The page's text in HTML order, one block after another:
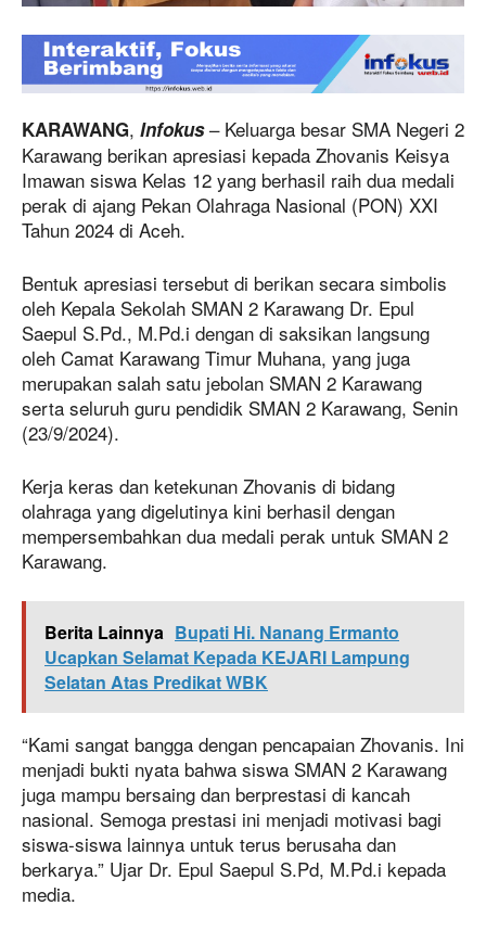
KARAWANG, Infokus– Keluarga besar SMA Negeri 2
Karawang berikan apresiasi kepada Zhovanis Keisya
Imawan siswa Kelas 12 yang berhasil raih dua medali
perak di ajang Pekan Olahraga Nasional (PON) XXI
Tahun 2024 di Aceh.
Bentuk apresiasi tersebut di berikan secara simbolis
oleh Kepala Sekolah SMAN 2 Karawang Dr. Epul
Saepul S.Pd., M.Pd.i dengan di saksikan langsung
oleh Camat Karawang Timur Muhana, yang juga
merupakan salah satu jebolan SMAN 2 Karawang
serta seluruh guru pendidik SMAN 2 Karawang, Senin
(23/9/2024).
Kerja keras dan ketekunan Zhovanis di bidang
olahraga yang digelutinya kini berhasil dengan
mempersembahkan dua medali perak untuk SMAN 2
Karawang.
Berita Lainnya Bupati Hi. Nanang Ermanto
Ucapkan Selamat Kepada KEJARI Lampung
Selatan Atas Predikat WBK
“Kami sangat bangga dengan pencapaian Zhovanis. Ini
menjadi bukti nyata bahwa siswa SMAN 2 Karawang
juga mampu bersaing dan berprestasi di kancah
nasional. Semoga prestasi ini menjadi motivasi bagi
siswa-siswa lainnya untuk terus berusaha dan
berkarya.” Ujar Dr. Epul Saepul S.Pd, M.Pd.i kepada
media.